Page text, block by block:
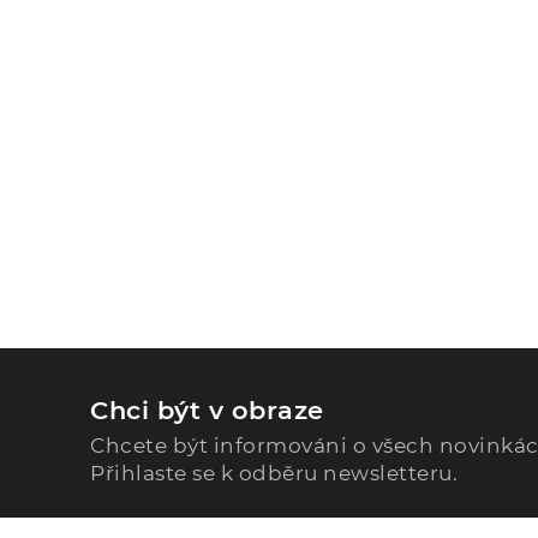
Chci být v obraze
Chcete být informováni o všech
Přihlaste se k odběru newsletteru.